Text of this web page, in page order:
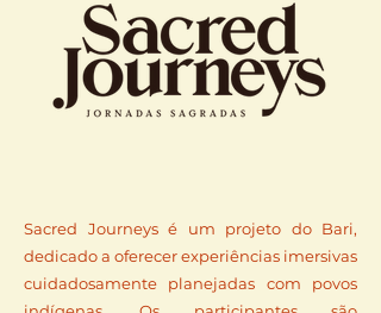
Sacred Journeys é um projeto do Bari,
dedicado a oferecer experiências imersivas
cuidadosamente planejadas com povos